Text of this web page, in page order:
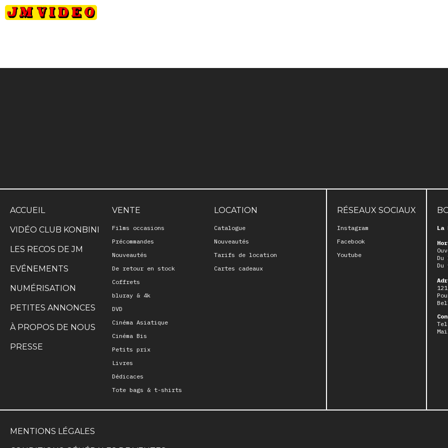
ACCUEIL VENTE
Films occasions
Précommandes
Nouveautés
De retour en stock
Coffrets
bluray & 4k
DVD
Cinéma Asiatique
Cinéma Bis
Petits prix
Livres
Dédicaces
Tote bags & t-shirts
LOCATION
Catalogue
Nouveautés
Tarifs de location
Cartes cadeaux
VIDÉO CLUB KONBINI
LES RECOS DE JM
EVÉNEMENTS
NUMÉRISATION
PETITES ANNONCES
À PROPOS DE NOUS
PRESSE
RÉSEAUX SOCIAUX
Instagram
Facebook
Youtube
La
MENTIONS LÉGALES